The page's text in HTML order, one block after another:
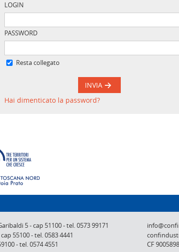
LOGIN
PASSWORD
Resta collegato
INVIA
Hai dimenticato la password?
5-cap 51100-tel. 0573 99171
cap 55100-tel. 0583 4441
-tel. 0574 4551
CF